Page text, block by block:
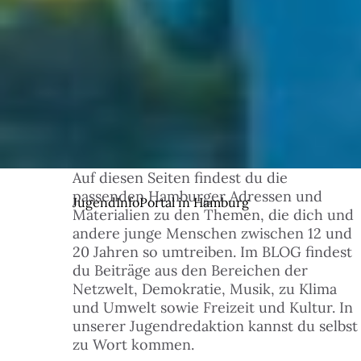
JugendInfoPortal in Hamburg
Auf diesen Seiten findest du die
passenden Hamburger Adressen und
Materialien zu den Themen, die dich und
andere junge Menschen zwischen 12 und
20 Jahren so umtreiben. Im BLOG findest
du Beiträge aus den Bereichen der
Netzwelt, Demokratie, Musik, zu Klima
und Umwelt sowie Freizeit und Kultur. In
unserer Jugendredaktion kannst du selbst
zu Wort kommen.